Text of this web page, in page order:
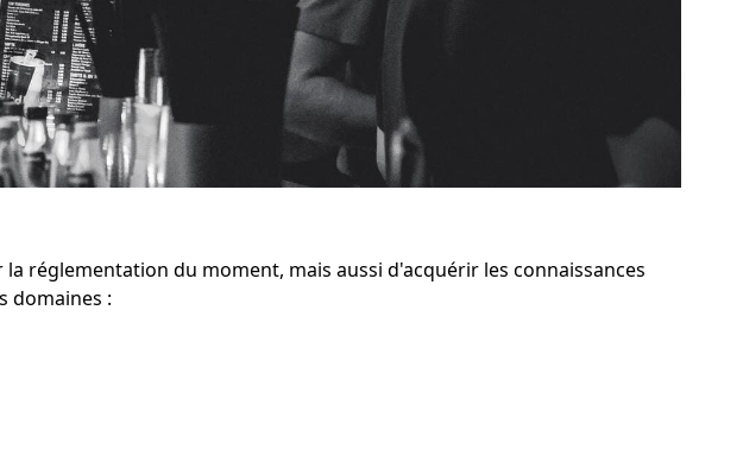
réglementation du moment, mais aussi d'acquérir les connaissances
domaines :